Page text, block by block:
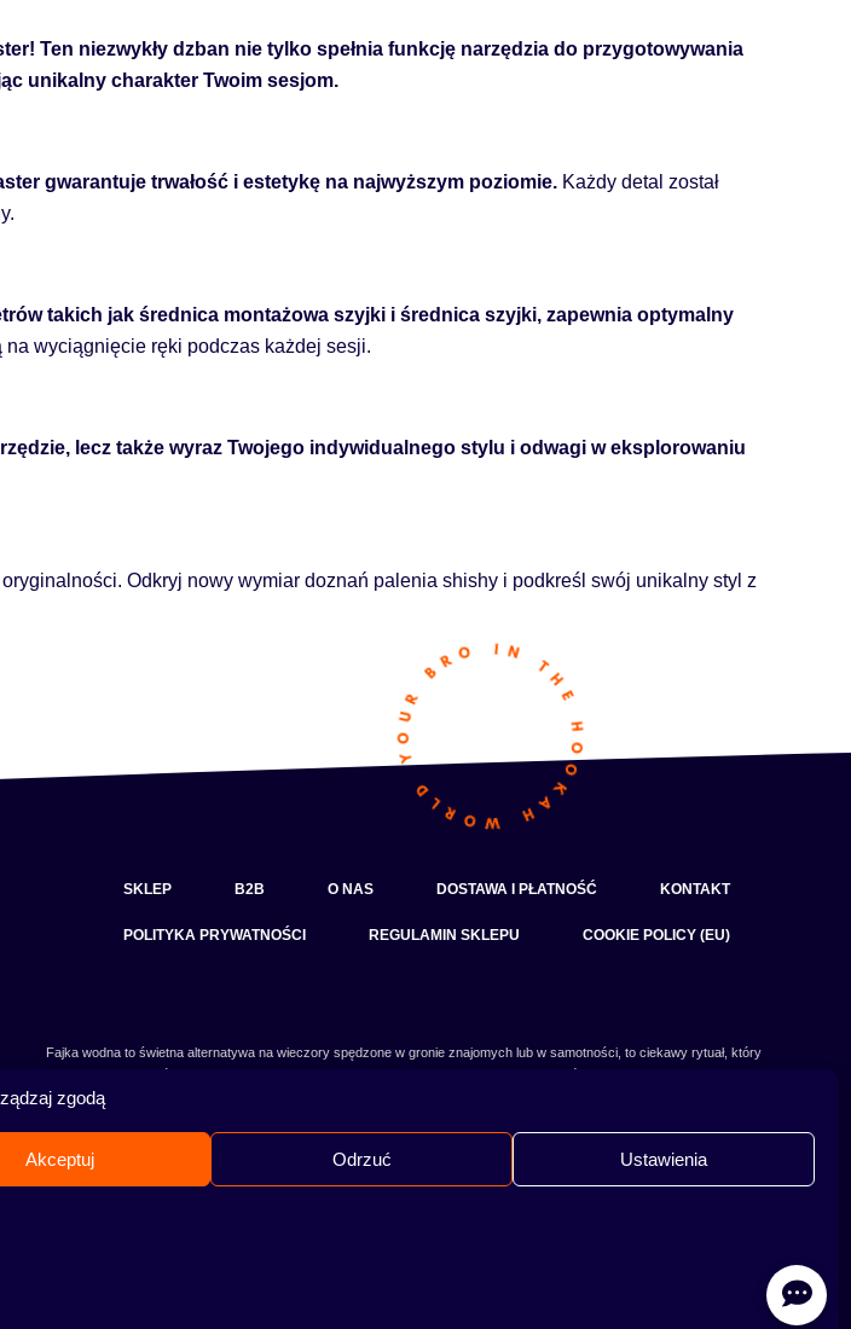
zgodą
Akceptuj Odrzuć Ustawienia
Ten niezwykły dzban nie tylko spełnia funkcję narzędzia do przygotowywania
unikalny charakter Twoim sesjom.
gwarantuje trwałość i estetykę na najwyższym poziomie. Każdy detal został
takich jak średnica montażowa szyjki i średnica szyjki, zapewnia optymalny
na wyciągnięcie ręki podczas każdej sesji.
lecz także wyraz Twojego indywidualnego stylu i odwagi w eksplorowaniu
Odkryj nowy wymiar doznań palenia shishy i podkreśl swój unikalny styl z
SKLEP B2B O NAS DOSTAWA I PŁATNOŚĆ KONTAKT
POLITYKA PRYWATNOŚCI REGULAMIN SKLEPU COOKIE POLICY (EU)
Fajka wodna to świetna alternatywa na wieczory spędzone w gronie znajomych lub w samotności, to ciekawy rytuał, który
jeszcze nie, to miejsce jest idealne dla Ciebie! Odwiedź nasz